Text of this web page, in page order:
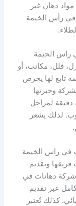
دهان غير
في رأس الخيمة
راس الخيمة
فلل، مكاتب، أو
تابع لها يحرص
وخبرتها
دقيقة لمراحل
لذلك يشعر
في راس الخيمة
وتقديم
شركة دهانات في
عبر تقديم
كذلك تُعتبر